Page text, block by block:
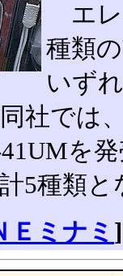
エレ
種類
いず
社では
を
5種類と
Ｅミナミ ]